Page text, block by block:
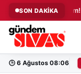
SON DAKİKA
Yeni Dönem! ◆
🕒 6 Ağustos 08:06